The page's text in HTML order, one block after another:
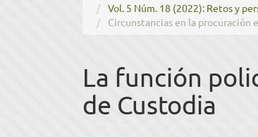
Vol. 5 Núm. 18 (2022): Retos y
Circunstancias en la
La función
de Custodia